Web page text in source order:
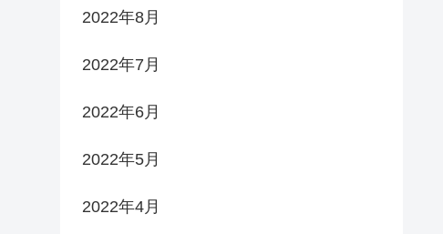
2022年8月
2022年7月
2022年6月
2022年5月
2022年4月